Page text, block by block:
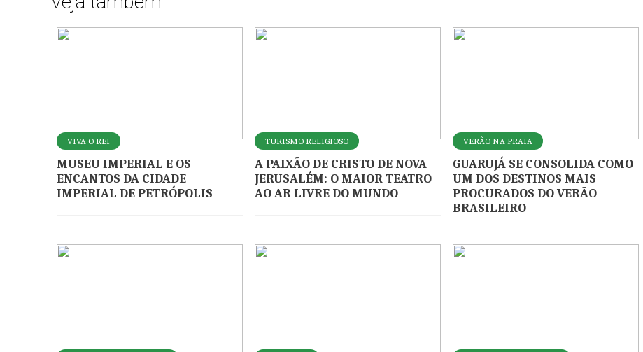
VIVA O REI
MUSEU IMPERIAL E OS
ENCANTOS DA CIDADE
IMPERIAL DE PETRÓPOLIS
TURISMO RELIGIOSO
A PAIXÃO DE CRISTO DE NOVA
JERUSALÉM: O MAIOR TEATRO
AO AR LIVRE DO MUNDO
VERÃO NA PRAIA
GUARUJÁ SE CONSOLIDA COMO
UM DOS DESTINOS MAIS
PROCURADOS DO VERÃO
BRASILEIRO